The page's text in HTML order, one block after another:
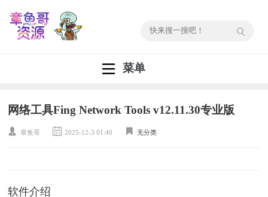
菜单
网络工具Fing Network Tools v12.11.30专业版
章鱼哥 2025-12-3 01:40 无分类
软件介绍